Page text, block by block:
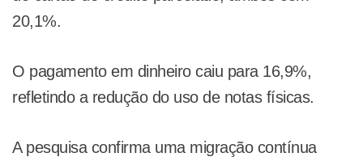
20,1%.
O pagamento em dinheiro caiu para 16,9%,
refletindo a redução do uso de notas físicas.
A pesquisa confirma uma migração contínua